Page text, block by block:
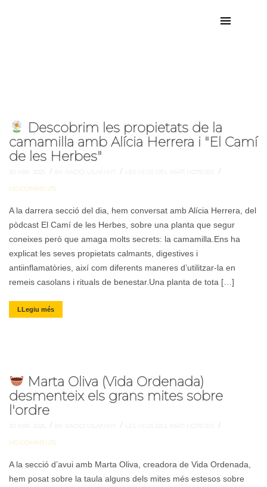
Descobrim les propietats de la
camamilla amb Alícia Herrera i "El Camí
de les Herbes"
30 ABR. 2025 / BY RADIO VILAFANT / LES VEUS DEL MATÍ NOTÍCIES /
NO COMMENTS
A la darrera secció del dia, hem conversat amb Alícia Herrera, del
pòdcast El Camí de les Herbes, sobre una planta que segur
coneixes però que amaga molts secrets: la camamilla.Ens ha
explicat les seves propietats calmants, digestives i
antiinflamatòries, així com diferents maneres d’utilitzar-la en
remeis casolans i rituals de benestar.Una planta de tota […]
LLegiu més
Marta Oliva (Vida Ordenada)
desmenteix els grans mites sobre
l'ordre
30 ABR. 2025 / BY RADIO VILAFANT / LES VEUS DEL MATÍ NOTÍCIES /
NO COMMENTS
A la secció d’avui amb Marta Oliva, creadora de Vida Ordenada,
hem posat sobre la taula alguns dels mites més estesos sobre